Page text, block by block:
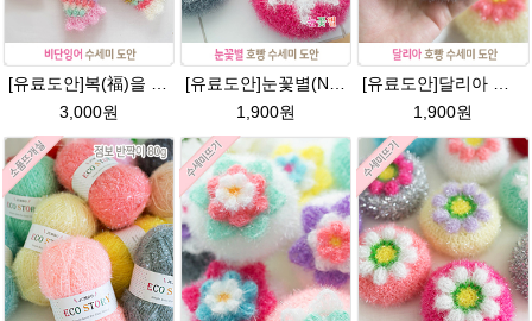
[유료도안]복(福)을 부르는 비단잉어 수세미 코바늘뜨기 도안+꼬리부분 동영상 /복수세미뜨기/수세미실/반짝이수세미/반짝이실/ 힐링 웰빙수세미 퐁퐁수세미 코바늘수세미
3,000원
[유료도안]눈꽃별(NO.1) 수세미뜨기 도안(수세미실은 옵션에서 추가구매 가능)/별호빵수세미처럼 예쁜수세미뜨기/반짝이 수세미실/웰빙수세미실/고급수세미실/눈꽃 반짝이수세미 눈꽃수세미
1,900원
[유료도안]달리아 호빵수세미뜨기 도안(수세미실은 옵션에서 추가구매 가능)/꽃수세미도안 /별호빵수세미처럼 예쁜수세미뜨기/빤짝이수세미실/웰빙수세미실/고급수세미실/데이지 반짝이수세미
1,900원